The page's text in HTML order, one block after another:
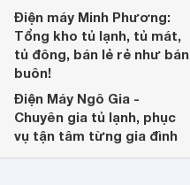
Điện máy Minh Phương:
Tổng kho tủ lạnh, tủ mát,
tủ đông, bán lẻ rẻ như bán
buôn!
Điện Máy Ngô Gia -
Chuyên gia tủ lạnh, phục
vụ tận tâm từng gia đình